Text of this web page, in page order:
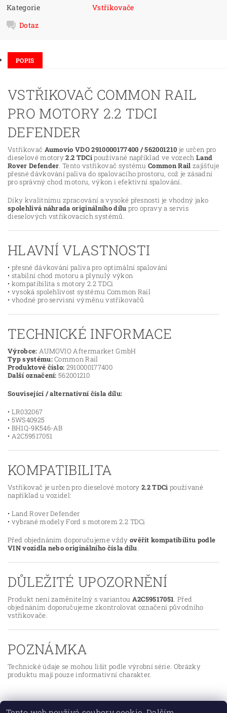
Kategorie
Vstřikovače
Dotaz
POPIS
VSTŘIKOVAČ COMMON RAIL
PRO MOTORY 2.2 TDCI
DEFENDER
Vstřikovač Aumovio VDO 2910000177400 / 562001210 je určen pro
dieselové motory2.2 TDCipoužívané například ve vozech Land
Rover Defender . Tento vstřikovač systémuCommon Rail zajišťuje
přesné dávkování paliva do spalovacího prostoru, což je zásadní
pro správný chod motoru, výkon i efektivní spalování.
Díky kvalitnímu zpracování a vysoké přesnosti je vhodný jako
spolehlivá náhrada originálního dílu pro opravy a servis
dieselových vstřikovacích systémů.
HLAVNÍ VLASTNOSTI
• přesné dávkování paliva pro optimální spalování
• stabilní chod motoru a plynulý výkon
• kompatibilita s motory 2.2 TDCi
• vysoká spolehlivost systému Common Rail
• vhodné pro servisní výměnu vstřikovačů
TECHNICKÉ INFORMACE
Výrobce: AUMOVIO Aftermarket GmbH
Typ systému:Common Rail
Produktové číslo: 2910000177400
Další označení: 562001210
Související / alternativní čísla dílu:
• LR032067
• 5WS40925
• BH1Q-9K546-AB
• A2C59517051
KOMPATIBILITA
Vstřikovač je určen pro dieselové motory2.2 TDCi používané
například u vozidel:
• Land Rover Defender
• vybrané modely Ford s motorem 2.2 TDCi
Před objednáním doporučujeme vždy ověřit kompatibilitu podle
VIN vozidla nebo originálního čísla dílu
DŮLEŽITÉ UPOZORNĚNÍ
Produkt není zaměnitelný s variantou A2C59517051 . Před
objednáním doporučujeme zkontrolovat označení původního
vstřikovače.
POZNÁMKA
Technické údaje se mohou lišit podle výrobní série. Obrázky
produktu mají pouze informativní charakter.